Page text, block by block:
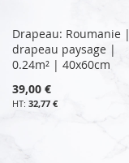
Drapeau: Roumanie |
drapeau paysage |
0.24m² | 40x60cm
39,00 €
32,77 €